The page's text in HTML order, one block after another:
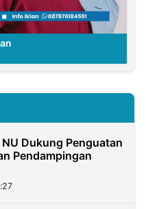
Dukung Penguatan
Pendampingan